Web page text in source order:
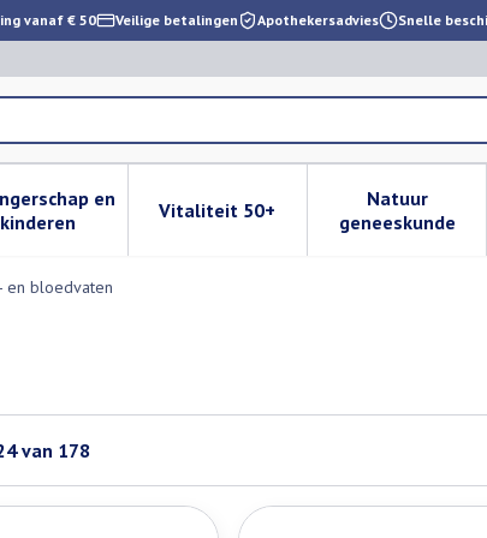
vanaf € 50 Veilige betalingen Apothekersadvies Snelle
en hygiëne categorie
Dieet, voeding en vitamines categorie
en
kinderenToon submenu voor Zwangerschap en kinderen
Vitaliteit 50+Toon submenu voor Vitaliteit
Natuur
geneeskunde
Toon
en bloedvaten
van 178